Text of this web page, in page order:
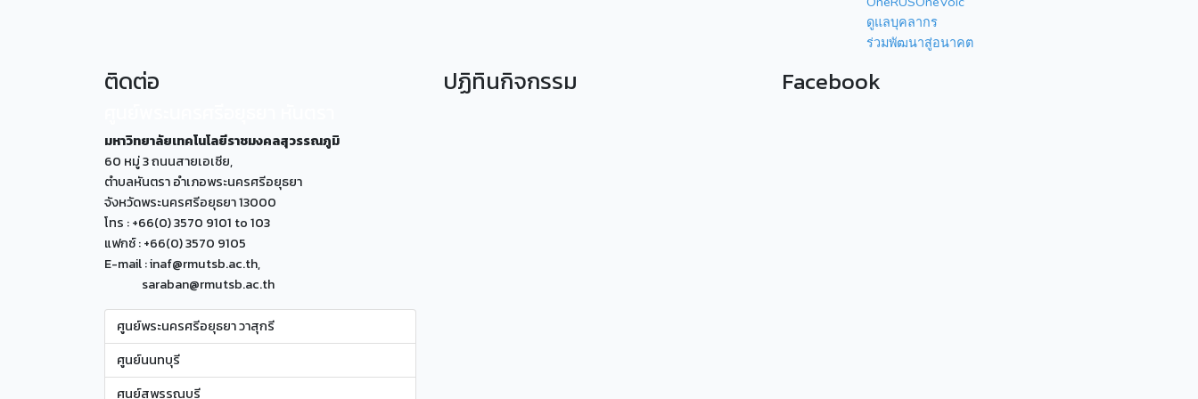
ดูแลบุคลากร
ร่วมพัฒนาสู่อนาคต
ติดต่อ
มหาวิทยาลัยเทคโนโลยีราชมงคลสุวรรณภูมิ
60 หมู่ 3 ถนนสายเอเซีย,
ตำบลหันตรา อำเภอพระนครศรีอยุธยา
จังหวัดพระนครศรีอยุธยา 13000
โทร : +66(0) 3570 9101 to 103
แฟกซ์ : +66(0) 3570 9105
E-mail : inaf@rmutsb.ac.th,
saraban@rmutsb.ac.th
ศูนย์พระนครศรีอยุธยา วาสุกรี
ศูนย์นนทบุรี
ศูนย์สุพรรณบุรี
ปฏิทินกิจกรรม Facebook